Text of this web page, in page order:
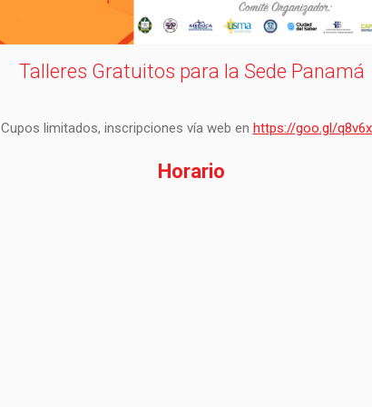
Talleres Gratuitos para la Sede Panamá
Cupos limitados, inscripciones vía web en https://goo.gl/
Horario